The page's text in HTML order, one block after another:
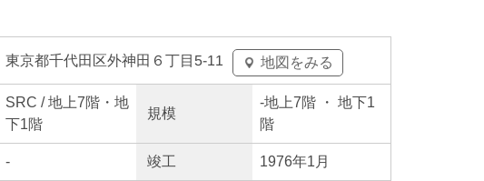
東京都千代田区外神田６丁目5-11 地図をみる
SRC / 地上7階・地
下1階
規模
-地上7階 ・ 地下1
階
- 竣工 1976年1月